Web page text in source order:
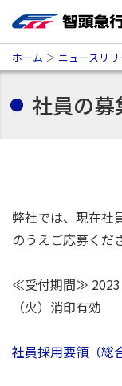
ホーム ＞ ニュースリリ
社員の募
弊社では、現在社
のうえご応募くだ
≪受付期間≫ 2023
（火）消印有効
社員採用要領（総